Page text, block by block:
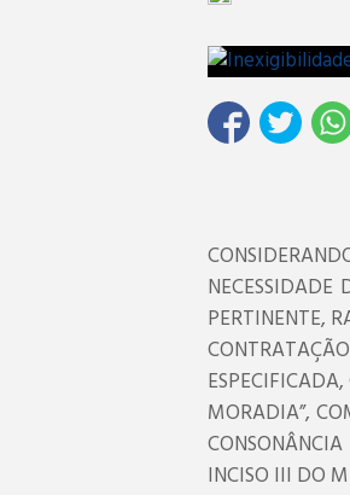
PERTINENTE,
MORADIA”,
INCISO III DO